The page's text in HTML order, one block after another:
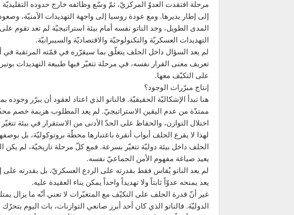
مرحلة افتقدت العدوّ المركزيّ، ثمّ وسّع وظائفه خارج حدوده
إلى إطار يديرها. ومع عودة روسيا إلى واجهة التهديدات الأمنيّة،
المدى الطويل، وجد الناتو نفسه أمام بيئة استراتيجيّة لم تعد
التهديدات العسكريّة والتكنولوجيّة والاقتصاديّة والسيبرانيّة.
لم يعد السؤال داخل الحلف يتعلّق بما سيقرّره في قمّته المرتقبة في
تعريف معنى القرار نفسه، في مرحلة تتغيّر فيها طبيعة التهديدات
على التكيّف معها.
إنتاج مبرّرات الوجود؟
هنا تبدأ الإشكاليّة الحقيقيّة. فالناتو الذي اعتاد لعقود أن يبرّر وجوده
ممتدّة من عدم اليقين الاستراتيجيّ. لم يعد المطلوب هزيمة خصم
اختلال التوازن، والحفاظ على الحدّ الأدنى من الاستقرار في بيئة
لهذا لا يقرع الحلف أبواب أنقرة باعتبارها محطّة بروتوكوليّة، بل
الحلف داخل بيئة دوليّة تتغيّر بسرعة. فمع كلّ مرحلة تاريخيّة، لم
يعيد صياغة مفهوم الأمن الجماعيّ نفسه.
لم يعد الناتو يُقاس فقط بقدرته على الردع العسكريّ، بل بقدرته على
يعد يمنحه عدوّاً ثابتاً ولا تهديداً واحداً يمكن بناء العقيدة عليه.
غير أنّ قدرة الحلف على التكيّف مع المتغيّرات لا تعني أنّه ما يزال
الدوليّة. فالناتو الذي كان أحد أبرز صانعي التوازنات، بات اليوم